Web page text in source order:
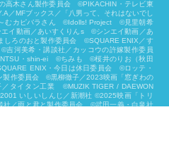
高木さん製作委員会 ©PIKACHIN・テレビ東
MFブックス／「八男って、それはないでし
むカピバラさん ©︎Idolls! Project ©見里朝希
イ動画／あいすくりんs ©シンエイ動画／あ
ろのおと製作委員会 ©SQUARE ENIX／す
河美希・講談社／カッコウの許嫁製作委員
・shin-ei ©ちみも ©桜井のりお（秋田
ENIX・今日は休日委員会 ©ロッテ・
製作委員会 ©黒柳徹子／2023映画「窓ぎわの
タイタン工業 ©MUZIK TIGER / DAEWON
いしいしんじ／新潮社 ©2025映画「トリ
／雨と君と製作委員会 ©武田一義・白泉社